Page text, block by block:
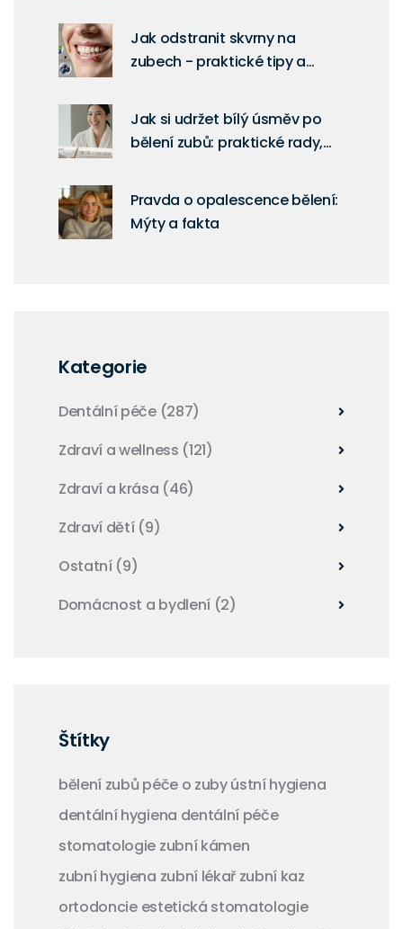
Jak odstranit skvrny na
zubech - praktické tipy a
Jak si udržet bílý úsměv po
bělení zubů: praktické rady,
Pravda o opalescence bělení:
Mýty a fakta
Kategorie
Dentální péče (287)
Zdraví a wellness (121)
Zdraví a krása (46)
Zdraví dětí (9)
Ostatní (9)
Domácnost a bydlení (2)
Štítky
bělení zubů péče o zubyústní hygiena
dentální hygiena dentální péče
stomatologie zubní kámen
zubní hygiena zubní lékař zubní kaz
ortodoncie estetická stomatologie